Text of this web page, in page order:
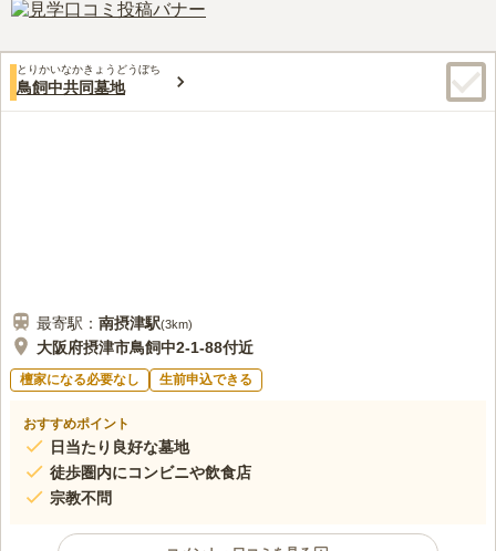
口コミ評価
とりかいなかきょうどうぼち
鳥飼中共同墓地
最寄駅： 南摂津駅(3km)
大阪府摂津市鳥飼中2-1-88付近
檀家になる必要なし 生前申込できる
おすすめポイント
日当たり良好な墓地
徒歩圏内にコンビニや飲食店
宗教不問